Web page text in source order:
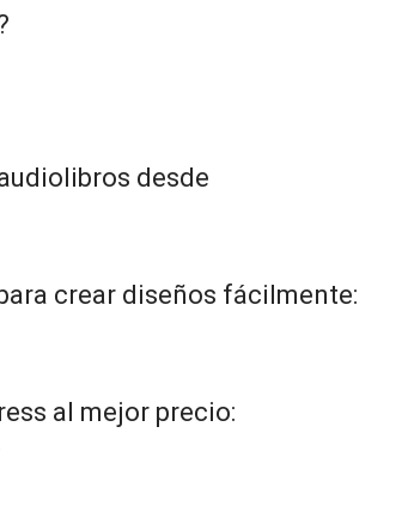
desde
crear diseños fácilmente:
al mejor precio: